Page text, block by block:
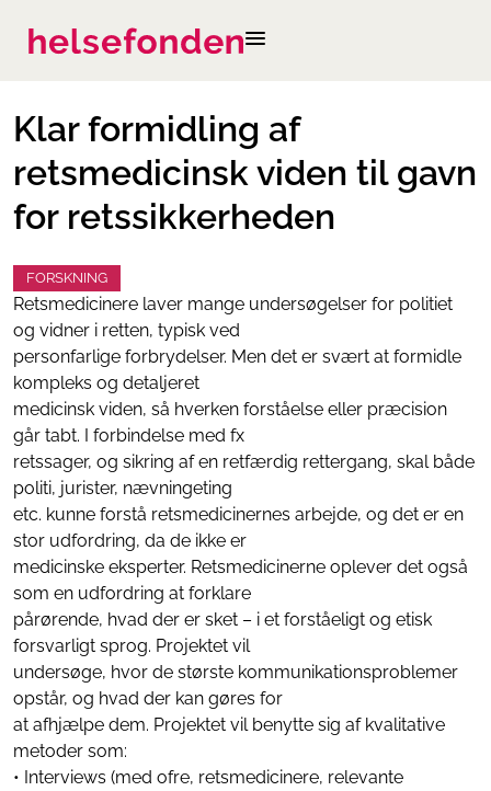
Klar formidling af
retsmedicinsk viden til gavn
for retssikkerheden
FORSKNING
Retsmedicinere laver mange undersøgelser for politiet
og vidner i retten, typisk ved
personfarlige forbrydelser. Men det er svært at formidle
kompleks og detaljeret
medicinsk viden, så hverken forståelse eller præcision
går tabt. I forbindelse med fx
retssager, og sikring af en retfærdig rettergang, skal både
politi, jurister, nævningeting
etc. kunne forstå retsmedicinernes arbejde, og det er en
stor udfordring, da de ikke er
medicinske eksperter. Retsmedicinerne oplever det også
som en udfordring at forklare
pårørende, hvad der er sket – i et forståeligt og etisk
forsvarligt sprog. Projektet vil
undersøge, hvor de største kommunikationsproblemer
opstår, og hvad der kan gøres for
at afhjælpe dem. Projektet vil benytte sig af kvalitative
metoder som:
• Interviews (med ofre, retsmedicinere, relevante